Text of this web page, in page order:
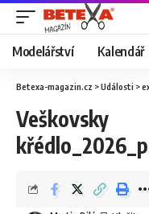
Modelářství Kalendář
Betexa-magazin.cz >Události >
Veškovsky